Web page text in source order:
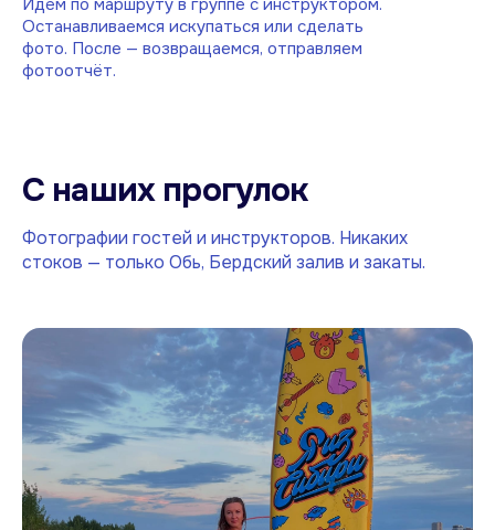
Идём по маршруту в группе с инструктором.
Останавливаемся искупаться или сделать
фото. После — возвращаемся, отправляем
фотоотчёт.
С наших прогулок
Фотографии гостей и инструкторов. Никаких
стоков — только Обь, Бердский залив и закаты.